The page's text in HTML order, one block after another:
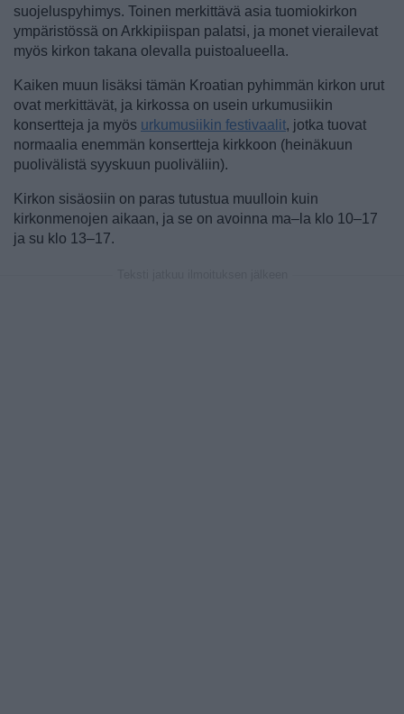
suojeluspyhimys. Toinen merkittävä asia tuomiokirkon
ympäristössä on Arkkipiispan palatsi, ja monet vierailevat
myös kirkon takana olevalla puistoalueella.
Kaiken muun lisäksi tämän Kroatian pyhimmän kirkon urut
ovat merkittävät, ja kirkossa on usein urkumusiikin
konsertteja ja myös urkumusiikin festivaalit, jotka tuovat
normaalia enemmän konsertteja kirkkoon (heinäkuun
puolivälistä syyskuun puoliväliin).
Kirkon sisäosiin on paras tutustua muulloin kuin
kirkonmenojen aikaan, ja se on avoinna ma–la klo 10–17
ja su klo 13–17.